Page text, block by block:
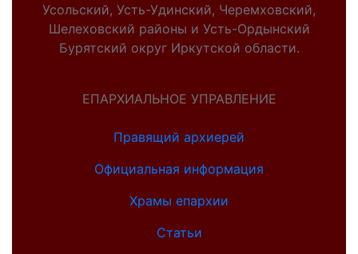
Усольский, Усть-Удинский, Черемховский,
Шелеховский районы и Усть-Ордынский
Бурятский округ Иркутской области.
ЕПАРХИАЛЬНОЕ УПРАВЛЕНИЕ
Правящий архиерей
Официальная информация
Храмы епархии
Статьи